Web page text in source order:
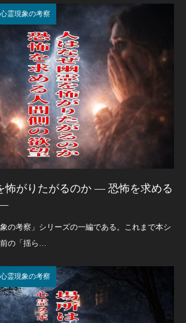
心霊現象の考察
怖がりたがるのか ― 恐怖を求める
―
の考察」シリーズの一編である。これまで本シ
の「揺ら…
心霊現象の考察